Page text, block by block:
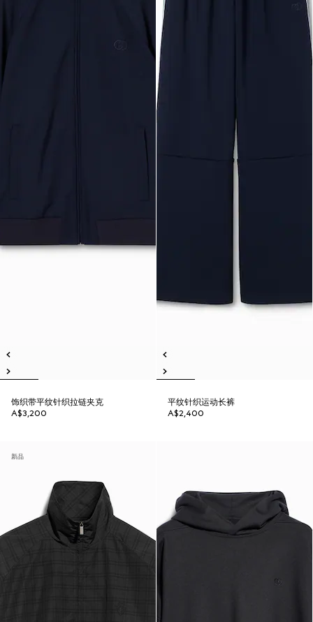
饰织带平纹针织拉链夹克
A$3,200
平纹针织运动长裤
A$2,400
新品